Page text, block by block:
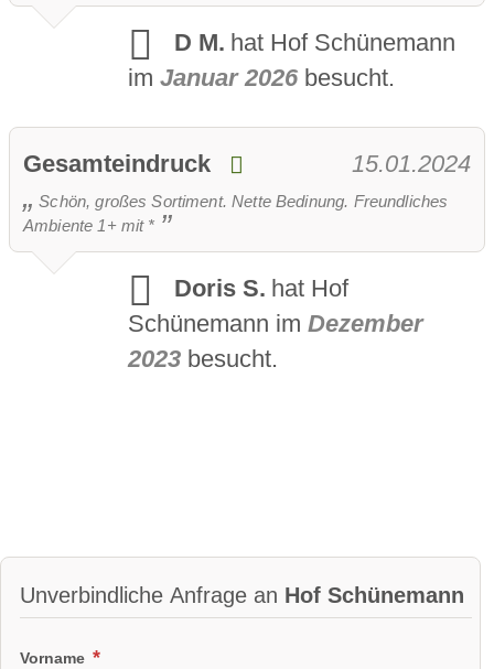
D M. hat Hof Schünemann
im Januar 2026 besucht.
Gesamteindruck 15.01.2024
Schön, großes Sortiment. Nette Bedinung. Freundliches
Ambiente 1+ mit *
Doris S. hat Hof
Schünemann im Dezember
2023 besucht.
Unverbindliche Anfrage an Hof Schünemann
Vorname